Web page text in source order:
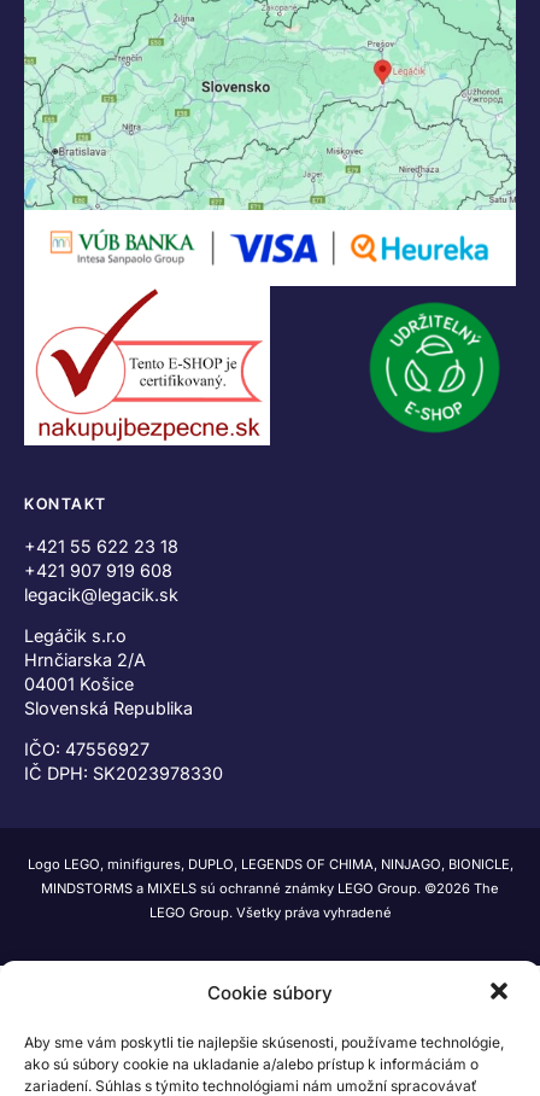
Cookie súbory
Aby sme vám poskytli tie najlepšie skúsenosti, používame technológie,
ako sú súbory cookie na ukladanie a/alebo prístup k informáciám o
zariadení. Súhlas s týmito technológiami nám umožní spracovávať
KONTAKT
+421 55 622 23 18
+421 907 919 608
legacik@legacik.sk
Legáčik s.r.o
Hrnčiarska 2/A
04001 Košice
Slovenská Republika
IČO: 47556927
IČ DPH: SK2023978330
Logo LEGO, minifigures, DUPLO, LEGENDS OF CHIMA, NINJAGO, BIONICLE,
MINDSTORMS a MIXELS sú ochranné známky LEGO Group. ©2026 The
LEGO Group. Všetky práva vyhradené